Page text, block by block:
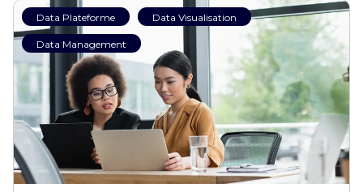
Data Plateforme Data Visualisation
Data Management